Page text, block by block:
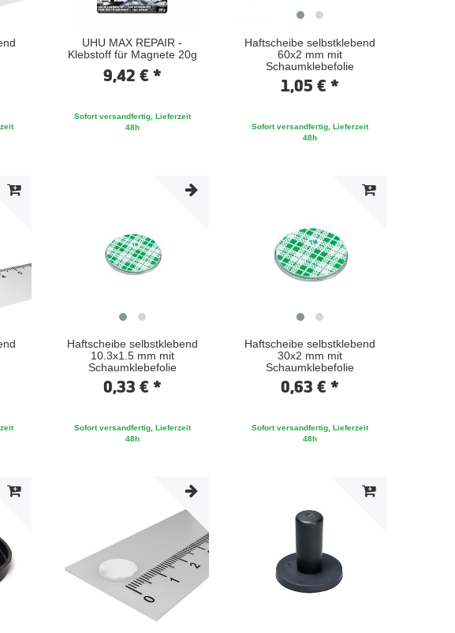
UHU MAX REPAIR -
Klebstoff für Magnete 20g
9,42 € *
Sofort versandfertig, Lieferzeit
48h
Haftscheibe selbstklebend
60x2 mm mit
Schaumklebefolie
1,05 € *
Sofort versandfertig, Lieferzeit
48h
Haftscheibe selbstklebend
10.3x1.5 mm mit
Schaumklebefolie
0,33 € *
Sofort versandfertig, Lieferzeit
48h
Haftscheibe selbstklebend
30x2 mm mit
Schaumklebefolie
0,63 € *
Sofort versandfertig, Lieferzeit
48h